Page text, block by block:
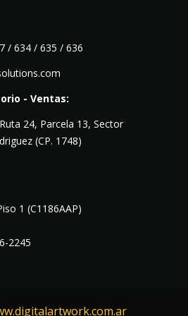
/ 634 / 635 / 636
- Ventas:
24, Parcela 13, Sector
(CP. 1748)
1 (C1186AAP)
2245